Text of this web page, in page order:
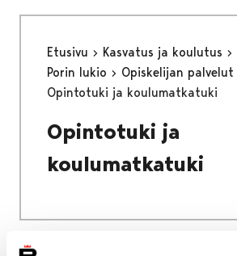
Etusivu Kasvatus ja koulutus
Porin lukio
Opiskelijan palvelut
Opintotuki ja koulumatkatuki
Opintotuki ja
koulumatkatuki